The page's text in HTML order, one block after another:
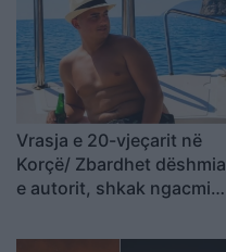
Vrasja e 20-vjeçarit në
Korçë/ Zbardhet dëshmia
e autorit, shkak ngacmimi